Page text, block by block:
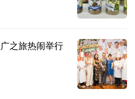
之旅热闹举行